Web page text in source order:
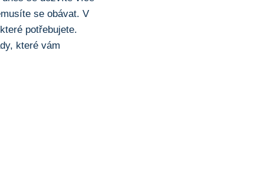
se obávat. V
potřebujete.
které vám